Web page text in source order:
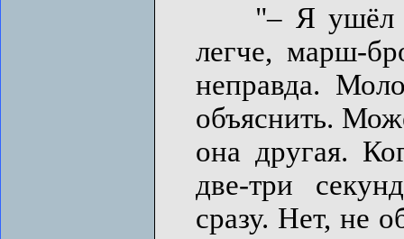
"– Я ушёл в
легче, марш-
неправда.
объяснить.
она другая.
две-три
сразу. Нет, не